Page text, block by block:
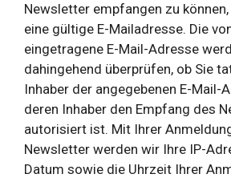
Newsletter empfangen zu
eine gültige E-Mailadresse. Die
eingetragene E-Mail-Adresse
dahingehend überprüfen, ob Sie
Inhaber der angegebenen E-Mail-
deren Inhaber den Empfang des
autorisiert ist. Mit Ihrer
Newsletter werden wir Ihre IP-
Datum sowie die Uhrzeit Ihrer